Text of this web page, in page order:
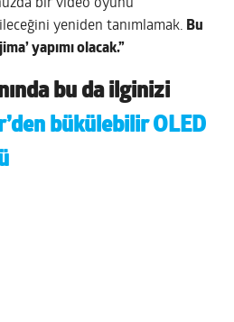
bir video oyunu
yeniden tanımlamak. Bu
yapımı olacak.”
bu da ilginizi
bükülebilir OLED